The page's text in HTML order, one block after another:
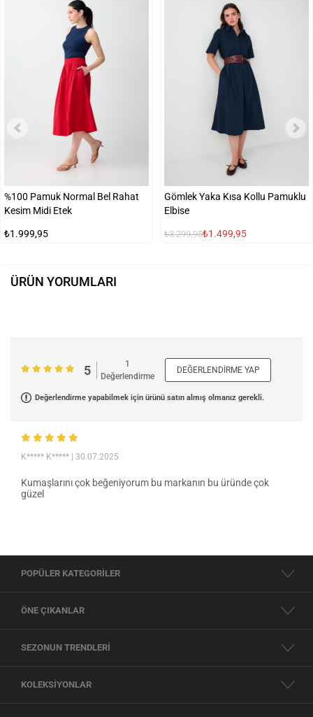
%100 Pamuk Normal Bel Rahat
Kesim Midi Etek
₺1.999,95
Gömlek Yaka Kısa Kollu Pamuklu
Elbise
₺3.299,95₺1.499,95
ÜRÜN YORUMLARI
5
1
Değerlendirme
DEĞERLENDIRME YAP
Değerlendirme yapabilmek için ürünü satın almış olmanız gerekli.
K***** K***** | 30.07.2025
Kumaşlarını çok beğeniyorum bu markanın bu üründe çok
güzel
POPÜLER KATEGORİLER
ÖNE ÇIKANLAR
SEZONUN TRENDLERİ
KOLEKSİYONLAR